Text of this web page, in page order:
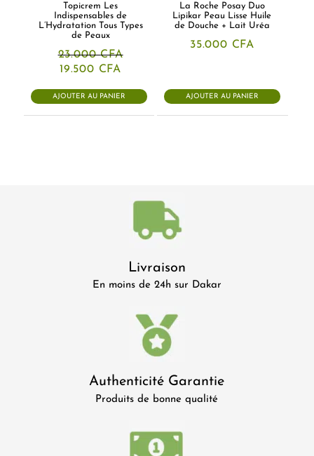
Topicrem Les
Indispensables de
L’Hydratation Tous Types
de Peaux
23.000CFA
Le
initial
était :
19.500 CFA
actuel
est :
AJOUTER AU PANIER
La Roche Posay Duo
Lipikar Peau Lisse Huile
de Douche + Lait Uréa
35.000 CFA
AJOUTER AU PANIER
Livraison
En moins de 24h sur Dakar
Authenticité Garantie
Produits de bonne qualité